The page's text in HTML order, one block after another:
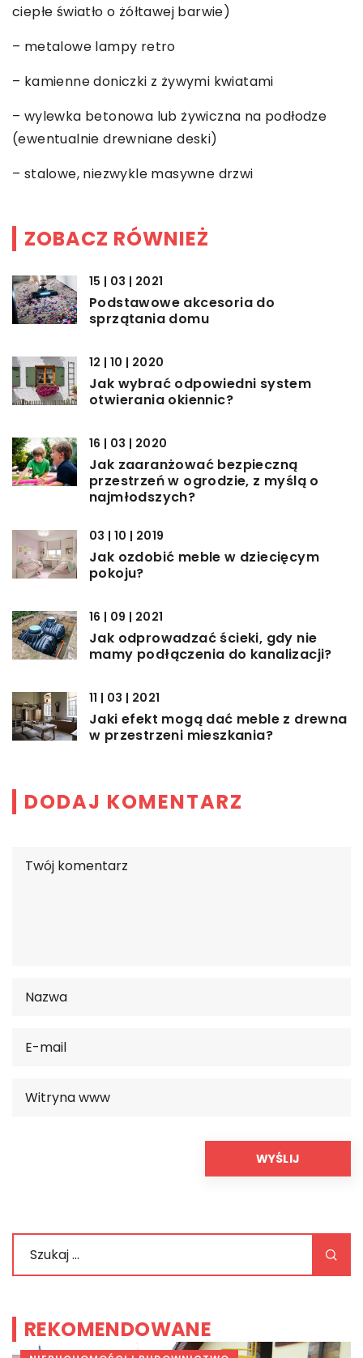
ciepłe światło o żółtawej barwie)
– metalowe lampy retro
– kamienne doniczki z żywymi kwiatami
– wylewka betonowa lub żywiczna na podłodze
(ewentualnie drewniane deski)
– stalowe, niezwykle masywne drzwi
ZOBACZ RÓWNIEŻ
15 | 03 | 2021
Podstawowe akcesoria do
sprzątania domu
12 | 10 | 2020
Jak wybrać odpowiedni system
otwierania okiennic?
16 | 03 | 2020
Jak zaaranżować bezpieczną
przestrzeń w ogrodzie, z myślą o
najmłodszych?
03 | 10 | 2019
Jak ozdobić meble w dziecięcym
pokoju?
16 | 09 | 2021
Jak odprowadzać ścieki, gdy nie
mamy podłączenia do kanalizacji?
11 | 03 | 2021
Jaki efekt mogą dać meble z drewna
w przestrzeni mieszkania?
DODAJ KOMENTARZ
REKOMENDOWANE